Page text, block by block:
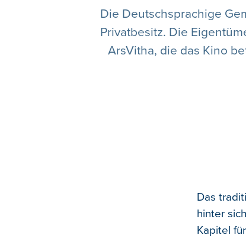
Die Deutschsprachige
Privatbesitz. Die
ArsVitha, die das Kino
Das
hinter
Kapitel